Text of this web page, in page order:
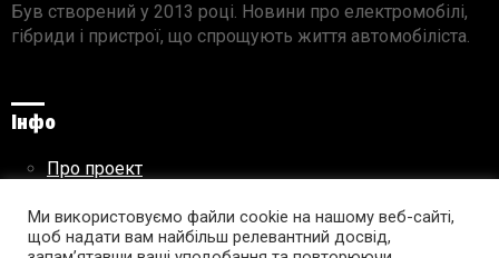
Був створений у 2013 році. Новини про електромобілі,
гібриди і пристрої, що спрощують життя автомобіліста.
Інфо
Про проект
Правила використання матеріалів
Ми використовуємо файли cookie на нашому веб-сайті,
щоб надати вам найбільш релевантний досвід,